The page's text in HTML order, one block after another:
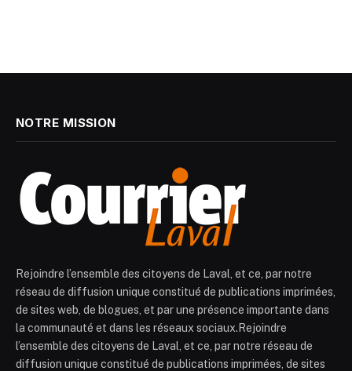
NOTRE MISSION
Rejoindre l’ensemble des citoyens de Laval, et ce, par notre
réseau de diffusion unique constitué de publications imprimées,
de sites web, de blogues, et par une présence importante dans
la communauté et dans les réseaux sociaux.Rejoindre
l’ensemble des citoyens de Laval, et ce, par notre réseau de
diffusion unique constitué de publications imprimées, de sites